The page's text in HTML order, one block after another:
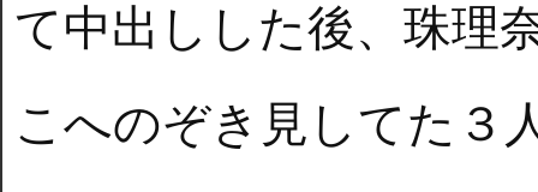
て中出しした後、珠理
こへのぞき見してた３